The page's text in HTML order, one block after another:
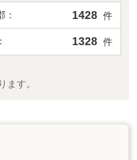
1428 件
1328 件
ます。